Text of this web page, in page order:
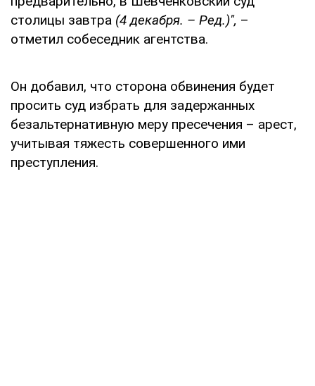
столицы завтра (4 декабря. – Ред.)", –
отметил собеседник агентства.
Он добавил, что сторона обвинения будет
просить суд избрать для задержанных
безальтернативную меру пресечения – арест,
учитывая тяжесть совершенного ими
преступления.